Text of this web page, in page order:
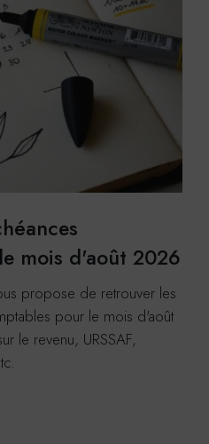
mois d'août 2026
propose de retrouver les
pour le mois d'août
le revenu, URSSAF,
Analytics pour récolter
ACCEPTER REFUSER